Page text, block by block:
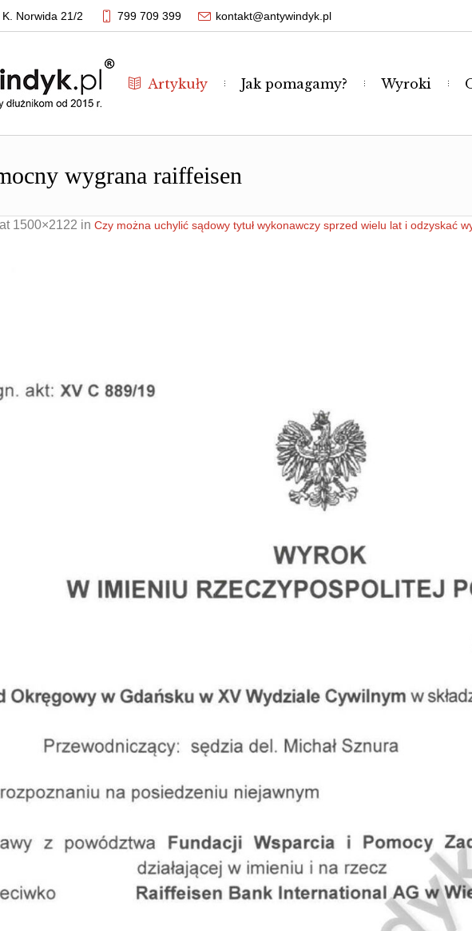
Obrona w sądzie
Reprezentacja procesowa
Norwida 21/2 799 709 399 kontakt@antywindyk.pl
Artykuły Jak pomagamy? Wyroki
wygrana raiffeisen
at 1500×2122 in Czy można uchylić sądowy tytuł wykonawczy sprzed wielu lat i odzyskać